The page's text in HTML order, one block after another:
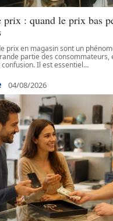
prix : quand le prix bas
prix en magasin sont un
partie des consommateurs,
Il est essentiel…
04/08/2026